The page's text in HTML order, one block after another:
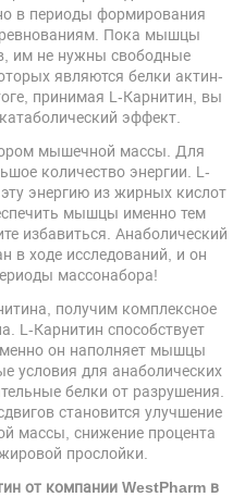
в периоды формирования
Пока мышцы
им не нужны свободные
являются белки актин-
принимая L-Карнитин, вы
эффект.
мышечной массы. Для
количество энергии. L-
энергию из жирных кислот
мышцы именно тем
избавиться. Анаболический
в ходе исследований, и он
массонабора!
получим комплексное
L-Карнитин способствует
он наполняет мышцы
условия для анаболических
белки от разрушения.
становится улучшение
массы, снижение процента
прослойки.
от компании WestPharm в